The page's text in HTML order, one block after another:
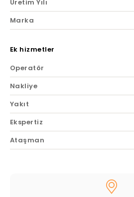
Üretim Yılı
Marka
Ek hizmetler
Operatör
Nakliye
Yakıt
Ekspertiz
Ataşman